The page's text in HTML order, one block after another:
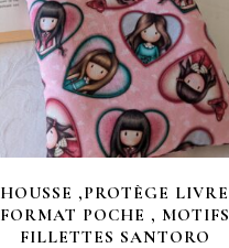
HOUSSE ,PROTÈGE LIVRE
FORMAT POCHE , MOTIFS
FILLETTES SANTORO